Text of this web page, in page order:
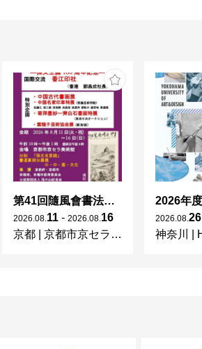
第41回隨風會書法篆刻展
2026 08 11 - 2026 08 16
京都
京都市京セラ美術館
2026 08 26
神奈川